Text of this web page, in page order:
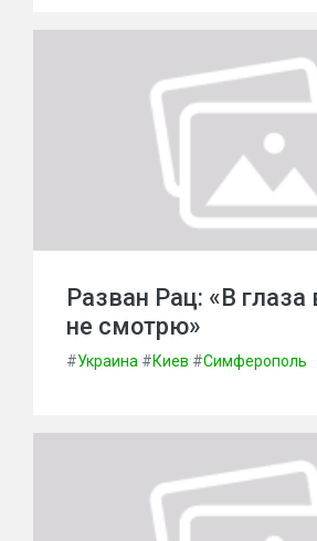
Разван Рац: «В
не смотрю»
#Украина #Киев #Симферополь